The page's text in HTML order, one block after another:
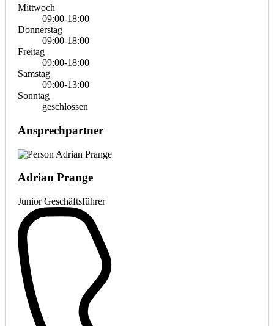
Mittwoch
09:00-18:00
Donnerstag
09:00-18:00
Freitag
09:00-18:00
Samstag
09:00-13:00
Sonntag
geschlossen
Ansprechpartner
Adrian Prange
Junior Geschäftsführer